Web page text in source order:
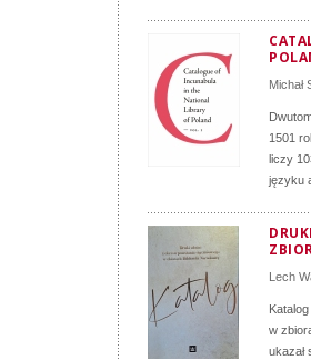
Michał
1501
liczy
języku
Lech
w
ukazał